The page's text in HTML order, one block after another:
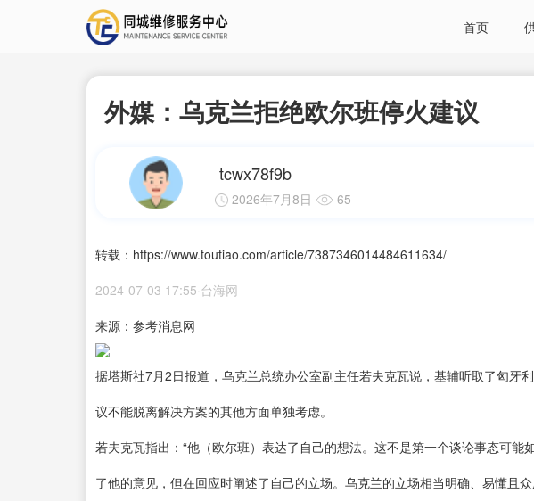
首页
外媒：乌克兰拒绝欧尔班停火建议
tcwx78f9b
2026年7月8日 65
转载：https://www.toutiao.com/article/7387346014484611634/
2024-07-03 17:55·台海网
来源：参考消息网
据塔斯社7月2日报道，乌克兰总统办公室副主任若夫克瓦说，基辅听取了匈牙
议不能脱离解决方案的其他方面单独考虑。
若夫克瓦指出：“他（欧尔班）表达了自己的想法。这不是第一个谈论事态可能
了他的意见，但在回应时阐述了自己的立场。乌克兰的立场相当明确、易懂且